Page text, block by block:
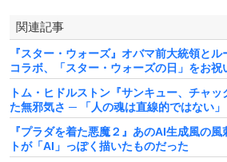
関連記事
『スター・ウォーズ』オバマ前大統領と
コラボ、「スター・ウォーズの日」をお祝
トム・ヒドルストン『サンキュー、チャ
た無邪気さ ─ 「人の魂は直線的ではない」
『プラダを着た悪魔２』あのAI生成風の
トが「AI」っぽく描いたものだった